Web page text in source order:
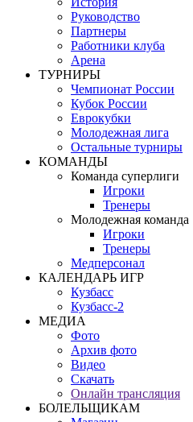
Руководство
Партнеры
Работники клуба
Арена
ТУРНИРЫ
Чемпионат России
Кубок России
Еврокубки
Молодежная лига
Остальные турниры
КОМАНДЫ
Команда суперлиги
Игроки
Тренеры
Молодежная команда
Игроки
Тренеры
Медперсонал
КАЛЕНДАРЬ ИГР
Кузбасс
Кузбасс-2
МЕДИА
Фото
Архив фото
Видео
Скачать
Онлайн трансляция
БОЛЕЛЬЩИКАМ